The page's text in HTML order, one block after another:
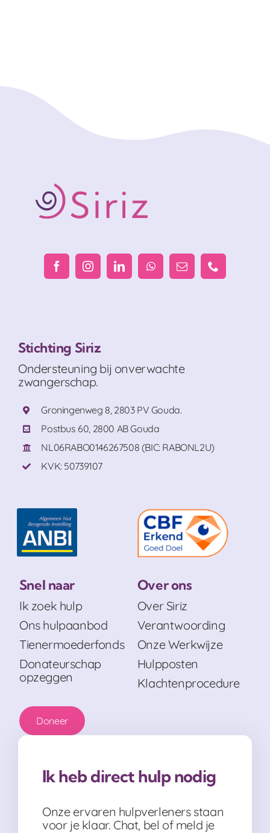
Stichting Siriz
Ondersteuning bij onverwachte
zwangerschap.
Groningenweg 8, 2803 PV Gouda.
Postbus 60, 2800 AB Gouda
NL06RABO0146267508 (BIC: RABONL2U)
KVK: 50739107
Snel naar
Ik zoek hulp
Ons hulpaanbod
Tienermoederfonds
Donateurschap
opzeggen
Doneer
Over ons
Over Siriz
Verantwoording
Onze Werkwijze
Hulpposten
Klachtenprocedure
Ik heb direct hulp nodig
Onze ervaren hulpverleners staan
voor je klaar. Chat, bel of meld je